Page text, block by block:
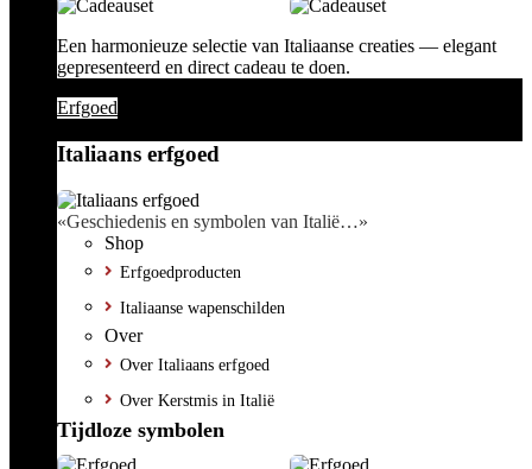
Een harmonieuze selectie van Italiaanse creaties — elegant
gepresenteerd en direct cadeau te doen.
Erfgoed
Italiaans erfgoed
«Geschiedenis en symbolen van Italië…»
Shop
Erfgoedproducten
Italiaanse wapenschilden
Over
Over Italiaans erfgoed
Over Kerstmis in Italië
Tijdloze symbolen